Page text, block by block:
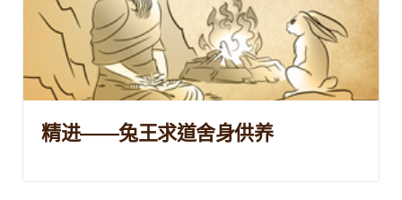
精进——兔王求道舍身供养